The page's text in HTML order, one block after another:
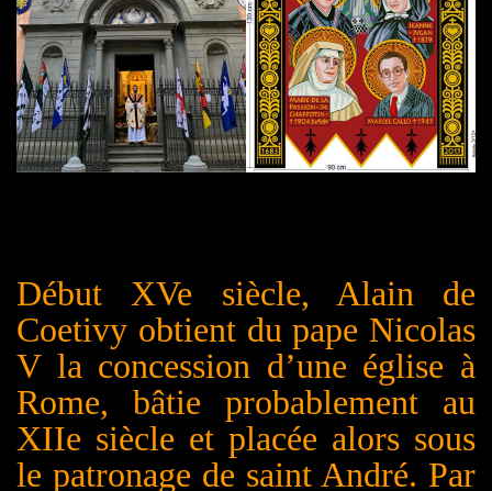
Début XVe siècle, Alain de
Coetivy obtient du pape Nicolas
V la concession d’une église à
Rome, bâtie probablement au
XIIe siècle et placée alors sous
le patronage de saint André. Par